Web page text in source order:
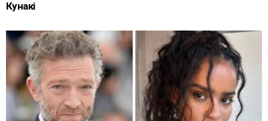
Кунакі